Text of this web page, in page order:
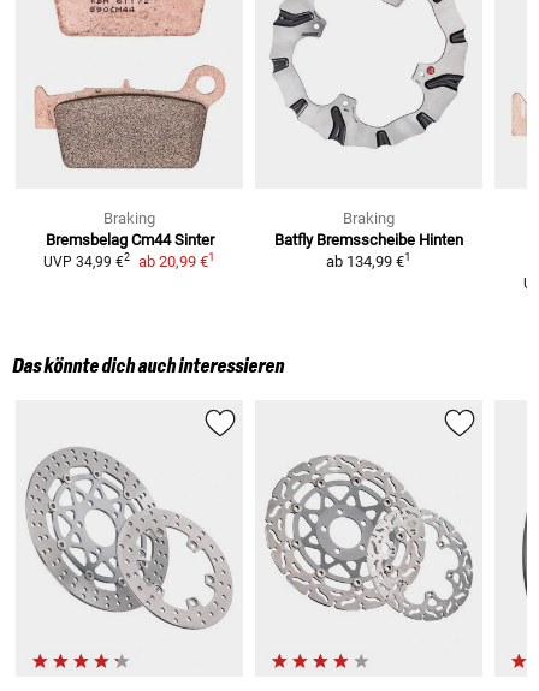
Braking
Bremsbelag Cm44 Sinter
UVP 34,99 €2 ab 20,99 €1
Braking
Batfly Bremsscheibe Hinten
ab 134,99 €1
Das könnte dich auch interessieren